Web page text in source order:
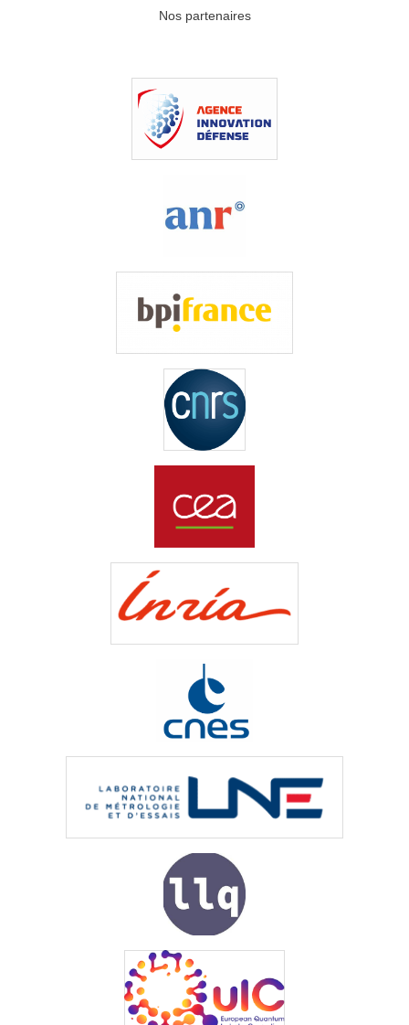
Nos partenaires